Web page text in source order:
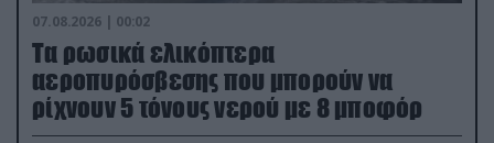
07.08.2026 | 00:02
Τα ρωσικά ελικόπτερα
αεροπυρόσβεσης που μπορούν να
ρίχνουν 5 τόνους νερού με 8 μποφόρ